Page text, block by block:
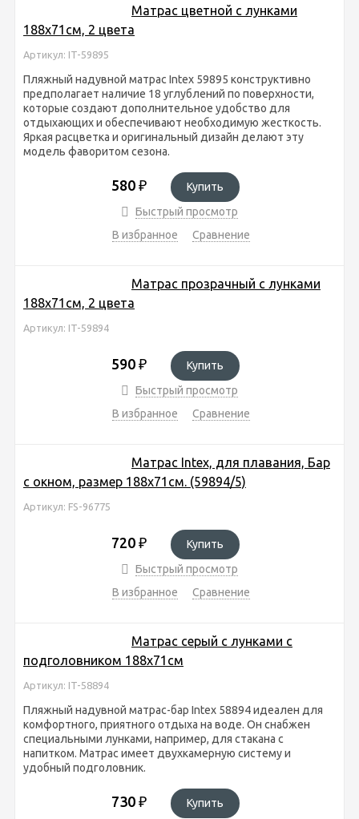
Матрас цветной с лунками
188х71см, 2 цвета
Артикул: IT-59895
Пляжный надувной матрас Intex 59895 конструктивно
предполагает наличие 18 углублений по поверхности,
которые создают дополнительное удобство для
отдыхающих и обеспечивают необходимую жесткость.
Яркая расцветка и оригинальный дизайн делают эту
модель фаворитом сезона.
580 ₽
Купить
Быстрый просмотр
В избранное
Сравнение
Матрас прозрачный с лунками
188х71см, 2 цвета
Артикул: IT-59894
590 ₽
Купить
Быстрый просмотр
В избранное
Сравнение
Матрас Intex, для плавания, Бар
с окном, размер 188х71см. (59894/5)
Артикул: FS-96775
720 ₽
Купить
Быстрый просмотр
В избранное
Сравнение
Матрас серый с лунками с
подголовником 188х71см
Артикул: IT-58894
Пляжный надувной матрас-бар Intex 58894 идеален для
комфортного, приятного отдыха на воде. Он снабжен
специальными лунками, например, для стакана с
напитком. Матрас имеет двухкамерную систему и
удобный подголовник.
730 ₽ Купить